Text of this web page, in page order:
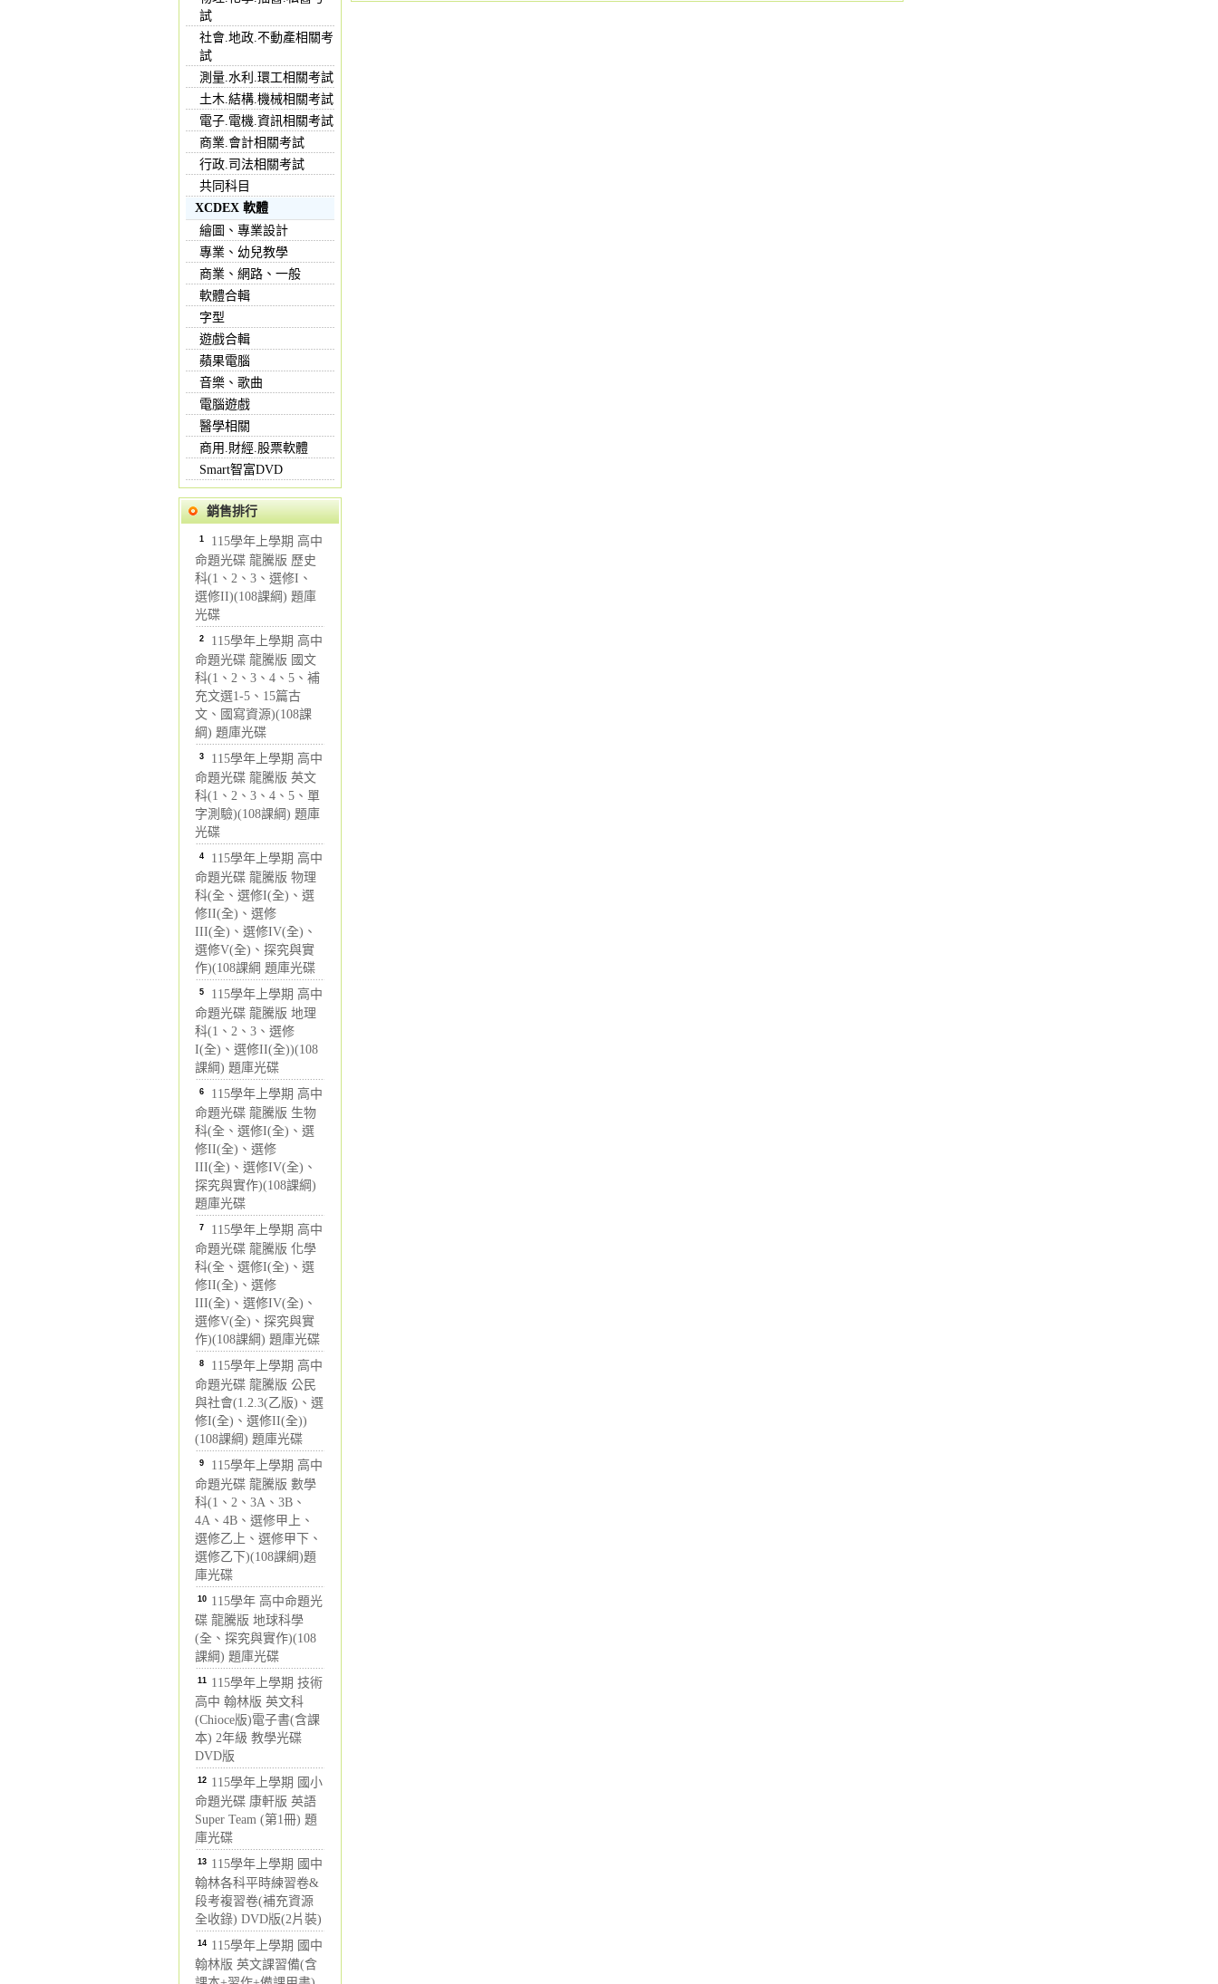
試
社會.地政.不動產相關考
試
測量.水利.環工相關考試
土木.結構.機械相關考試
電子.電機.資訊相關考試
商業.會計相關考試
行政.司法相關考試
共同科目
XCDEX 軟體
繪圖、專業設計
專業、幼兒教學
商業、網路、一般
軟體合輯
字型
遊戲合輯
蘋果電腦
音樂、歌曲
電腦遊戲
醫學相關
商用.財經.股票軟體
Smart智富DVD
銷售排行
1 115學年上學期 高中
命題光碟 龍騰版 歷史
科(1、2、3、選修I、
選修II)(108課綱) 題庫
光碟
2 115學年上學期 高中
命題光碟 龍騰版 國文
科(1、2、3、4、5、補
充文選1-5、15篇古
文、國寫資源)(108課
綱) 題庫光碟
3 115學年上學期 高中
命題光碟 龍騰版 英文
科(1、2、3、4、5、單
字測驗)(108課綱) 題庫
光碟
4 115學年上學期 高中
命題光碟 龍騰版 物理
科(全、選修I(全)、選
修II(全)、選修
III(全)、選修IV(全)、
選修V(全)、探究與實
作)(108課綱 題庫光碟
5 115學年上學期 高中
命題光碟 龍騰版 地理
科(1、2、3、選修
I(全)、選修II(全))(108
課綱) 題庫光碟
6 115學年上學期 高中
命題光碟 龍騰版 生物
科(全、選修I(全)、選
修II(全)、選修
III(全)、選修IV(全)、
探究與實作)(108課綱)
題庫光碟
7 115學年上學期 高中
命題光碟 龍騰版 化學
科(全、選修I(全)、選
修II(全)、選修
III(全)、選修IV(全)、
選修V(全)、探究與實
作)(108課綱) 題庫光碟
8 115學年上學期 高中
命題光碟 龍騰版 公民
與社會(1.2.3(乙版)、選
修I(全)、選修II(全))
(108課綱) 題庫光碟
9 115學年上學期 高中
命題光碟 龍騰版 數學
科(1、2、3A、3B、
4A、4B、選修甲上、
選修乙上、選修甲下、
選修乙下)(108課綱)題
庫光碟
10 115學年 高中命題光
碟 龍騰版 地球科學
(全、探究與實作)(108
課綱) 題庫光碟
11 115學年上學期 技術
高中 翰林版 英文科
(Chioce版)電子書(含課
本) 2年級 教學光碟
DVD版
12 115學年上學期 國小
命題光碟 康軒版 英語
Super Team (第1冊) 題
庫光碟
13 115學年上學期 國中
翰林各科平時練習卷&
段考複習卷(補充資源
全收錄) DVD版(2片裝)
14 115學年上學期 國中
翰林版 英文課習備(含